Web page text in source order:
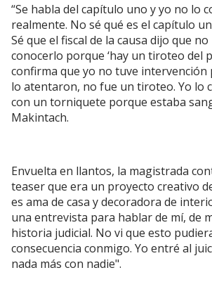
“Se habla del capítulo uno y yo no lo
realmente. No sé qué es el capítulo
Sé que el fiscal de la causa dijo que
conocerlo porque ‘hay un tiroteo del
confirma que yo no tuve intervención
lo atentaron, no fue un tiroteo. Yo lo
con un torniquete porque estaba
Makintach.
Envuelta en llantos, la magistrada
teaser que era un proyecto creativo
es ama de casa y decoradora de
una entrevista para hablar de mí, de
historia judicial. No vi que esto
consecuencia conmigo. Yo entré al
nada más con nadie".